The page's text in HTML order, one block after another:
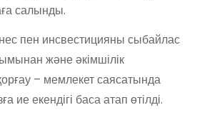
салынды.
пен инсвестицияны сыбайлас
және әкімшілік
– мемлекет саясатында
ие екендігі баса атап өтілді.